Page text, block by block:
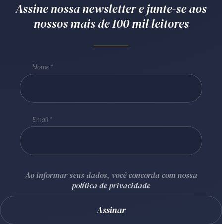
Receba por RSS
Whatsapp (41) 98881-6616
Assine nossa newsletter e junte-se aos
nossos mais de 100 mil leitores
Nome
Email
Ao informar seus dados, você concorda com nossa
política de privacidade